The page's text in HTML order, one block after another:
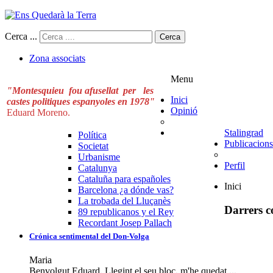
Cerca ... Cerca
Zona associats
"Montesquieu fou afusellat per les
castes politiques espanyoles en 1978"
Eduard Moreno.
Menu
Inici
Opinió
Política
Societat
Urbanisme
Catalunya
Stalingrad
Publicacions
Cataluña para españoles
Barcelona ¿a dónde vas?
La trobada del Lluçanès
89 republicanos y el Rey
Recordant Josep Pallach
Perfil
Inici
Darrers
Crónica sentimental del Don-Volga
Maria
Benvolgut Eduard, Llegint el seu bloc, m'he quedat ...